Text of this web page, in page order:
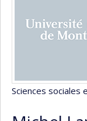
Sciences sociales